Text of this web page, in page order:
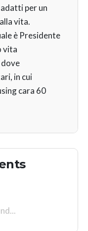
per un
vita.
è Presidente
vita
dove
in cui
cara 60